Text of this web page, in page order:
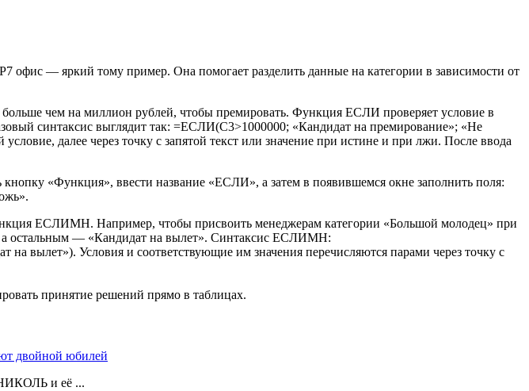
— яркий тому пример. Она помогает разделить данные на категории в зависимости от
чем на миллион рублей, чтобы премировать. Функция ЕСЛИ проверяет условие в
синтаксис выглядит так: =ЕСЛИ(C3>1000000; «Кандидат на премирование»; «Не
далее через точку с запятой текст или значение при истине и при лжи. После ввода
«Функция», ввести название «ЕСЛИ», а затем в появившемся окне заполнить поля:
ЕСЛИМН. Например, чтобы присвоить менеджерам категории «Большой молодец» при
а остальным — «Кандидат на вылет». Синтаксис ЕСЛИМН:
вылет»). Условия и соответствующие им значения перечисляются парами через точку с
принятие решений прямо в таблицах.
двойной юбилей
и её ...